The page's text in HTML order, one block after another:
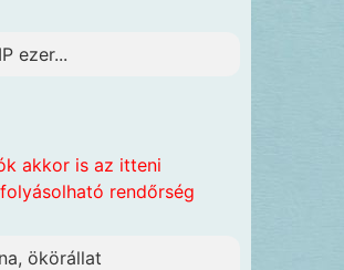
ezer...
akkor is az itteni
rendőrség
ökörállat